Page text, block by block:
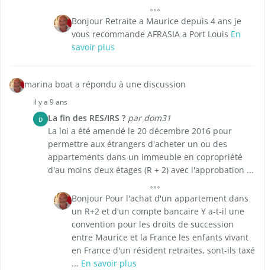
Bonjour Retraite a Maurice depuis 4 ans je
vous recommande AFRASIA a Port Louis En
savoir plus
marina boat a répondu à une discussion
il y a 9 ans
D La fin des RES/IRS ? par dom31
La loi a été amendé le 20 décembre 2016 pour
permettre aux étrangers d'acheter un ou des
appartements dans un immeuble en copropriété
d'au moins deux étages (R + 2) avec l'approbation ...
Bonjour Pour l'achat d'un appartement dans
un R+2 et d'un compte bancaire Y a-t-il une
convention pour les droits de succession
entre Maurice et la France les enfants vivant
en France d'un résident retraites, sont-ils taxé
... En savoir plus